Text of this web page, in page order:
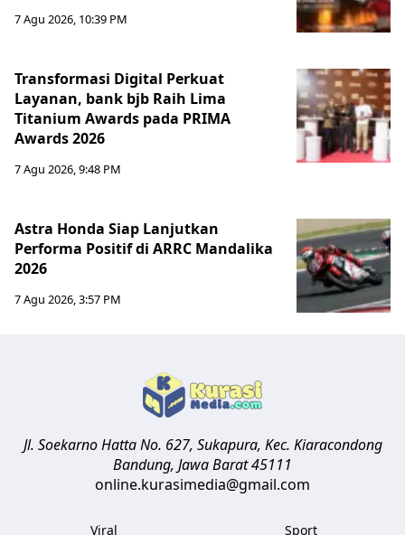
7 Agu 2026, 10:39 PM
Transformasi Digital Perkuat
Layanan, bank bjb Raih Lima
Titanium Awards pada PRIMA
Awards 2026
7 Agu 2026, 9:48 PM
Astra Honda Siap Lanjutkan
Performa Positif di ARRC Mandalika
2026
7 Agu 2026, 3:57 PM
Jl. Soekarno Hatta No. 627, Sukapura, Kec. Kiaracondong
Bandung, Jawa Barat45111
online.kurasimedia@gmail.com
Viral Sport